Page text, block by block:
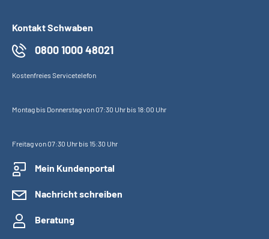
Kontakt Schwaben
0800 1000 48021
Kostenfreies Servicetelefon
Montag bis Donnerstag von 07:30 Uhr bis 18:00 Uhr
Freitag von 07:30 Uhr bis 15:30 Uhr
Mein Kundenportal
Nachricht schreiben
Beratung